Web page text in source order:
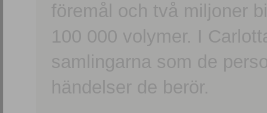
föremål och två miljoner
100 000 volymer. I
samlingarna som de
händelser de berör.